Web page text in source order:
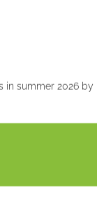
in summer 2026 by